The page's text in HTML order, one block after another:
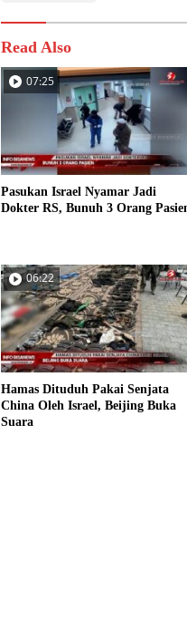
Read Also
07:25
Pasukan Israel Nyamar Jadi
Dokter RS, Bunuh 3 Orang
06:22
Hamas Dituduh Pakai Senjata
China Oleh Israel, Beijing Buka
Suara